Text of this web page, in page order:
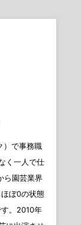
）で事務職
く一人で仕
ら園芸業界
ぼ0の状態
。2010年